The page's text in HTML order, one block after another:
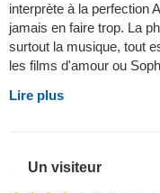
interprète à la perfection
jamais en faire trop. La
surtout la musique, tout
les films d'amour ou
Lire plus
Un visiteur